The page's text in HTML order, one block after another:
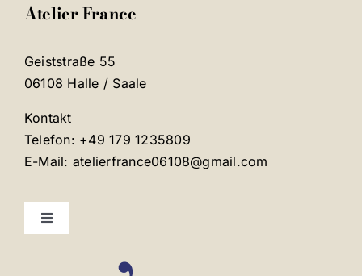
Atelier France
Geiststraße 55
06108 Halle / Saale
Kontakt
Telefon: +49 179 1235809
E-Mail: atelierfrance06108@gmail.com
Toggle
Mentions légales